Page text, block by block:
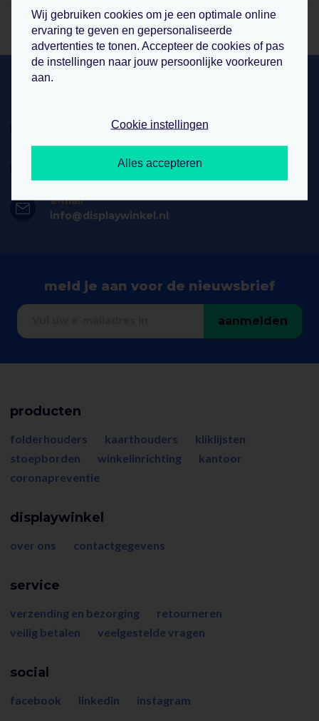
hulp nodig bij bestellen? wij helpen u
e-mail
info@displaywinkel.nl
meld je aan voor de nieuwsbrief
aanmelden
producten
folderhouders kaarthouders
kliklijsten
stoepborden
winkelinrichting
kantoor
coronapreventie
displaywinkel
over ons contactgegevens
service
verzending en bezorging
retourneren
veilig betalen
veelgestelde vragen
social
facebook linkedin instagram
Wij gebruiken cookies om je een optimale online
ervaring te geven en gepersonaliseerde
advertenties te tonen. Accepteer de cookies of pas
de instellingen naar jouw persoonlijke voorkeuren
aan.
Cookie instellingen
Alles accepteren